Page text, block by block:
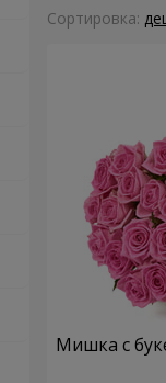
Cортировка:
Мишка с